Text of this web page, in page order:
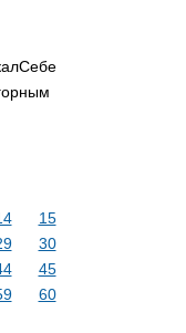
Себе
15
30
45
60